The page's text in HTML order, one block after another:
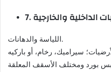
اللياسة والدهانات.